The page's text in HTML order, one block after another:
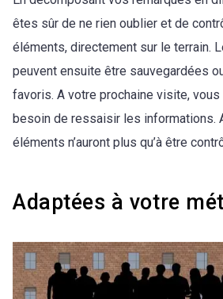
êtes sûr de ne rien oublier et de
éléments, directement sur le terrain.
peuvent ensuite être sauvegardées
favoris. A votre prochaine visite, vous
besoin de ressaisir les informations.
éléments n’auront plus qu’à être
Adaptées à votre